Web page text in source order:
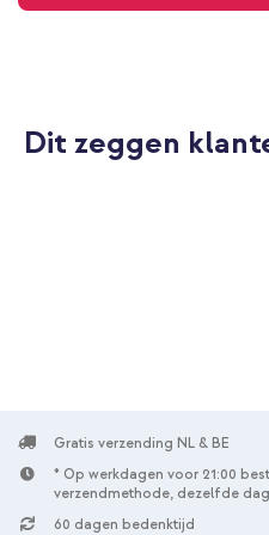
Dit zeggen
Gratis verzending NL & BE
* Op werkdagen voor 21:00
verzendmethode, dezelfde
60 dagen bedenktijd